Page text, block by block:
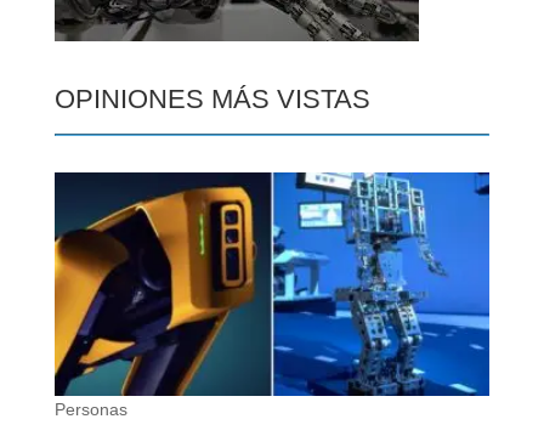
OPINIONES MÁS VISTAS